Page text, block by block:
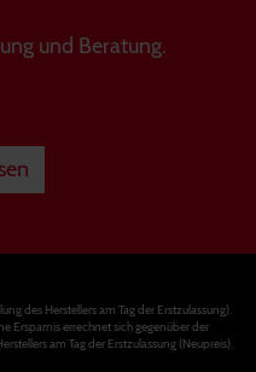
und Beratung.
des Herstellers am Tag der Erstzulassung).
Ersparnis errechnet sich gegenüber der
am Tag der Erstzulassung (Neupreis).